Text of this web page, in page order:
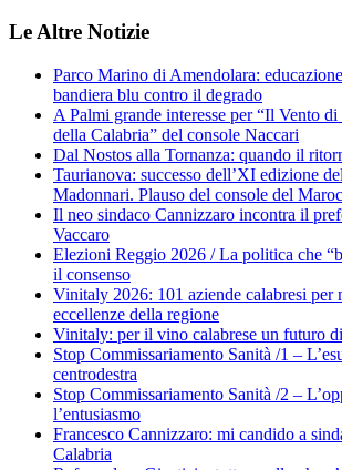
Le Altre Notizie
Parco Marino di Amendolara:
bandiera blu contro il degrado
A Palmi grande interesse per “Il Vento
della Calabria” del console Naccari
Dal Nostos alla Tornanza: quando il
Taurianova: successo dell’XI edizione
Madonnari. Plauso del console del
Il neo sindaco Cannizzaro incontra il
Vaccaro
Elezioni Reggio 2026 / La politica che
il consenso
Vinitaly 2026: 101 aziende calabresi per
eccellenze della regione
Vinitaly: per il vino calabrese un futuro
Stop Commissariamento Sanità /1 –
centrodestra
Stop Commissariamento Sanità /2 –
l’entusiasmo
Francesco Cannizzaro: mi candido a
Calabria